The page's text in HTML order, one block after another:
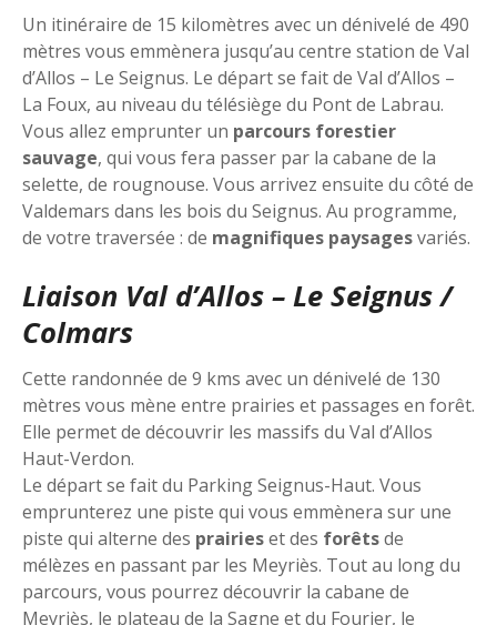
Un itinéraire de 15 kilomètres avec un dénivelé de 490
mètres vous emmènera jusqu’au centre station de Val
d’Allos – Le Seignus. Le départ se fait de Val d’Allos –
La Foux, au niveau du télésiège du Pont de Labrau.
Vous allez emprunter un parcours forestier
sauvage, qui vous fera passer par la cabane de la
selette, de rougnouse. Vous arrivez ensuite du côté de
Valdemars dans les bois du Seignus. Au programme,
de votre traversée : de magnifiques paysagesvariés.
Liaison Val d’Allos – Le Seignus /
Colmars
Cette randonnée de 9 kms avec un dénivelé de 130
mètres vous mène entre prairies et passages en forêt.
Elle permet de découvrir les massifs du Val d’Allos
Haut-Verdon.
Le départ se fait du Parking Seignus-Haut. Vous
emprunterez une piste qui vous emmènera sur une
piste qui alterne des prairieset des forêtsde
mélèzes en passant par les Meyriès. Tout au long du
parcours, vous pourrez découvrir la cabane de
Meyriès, le plateau de la Sagne et du Fourier, le